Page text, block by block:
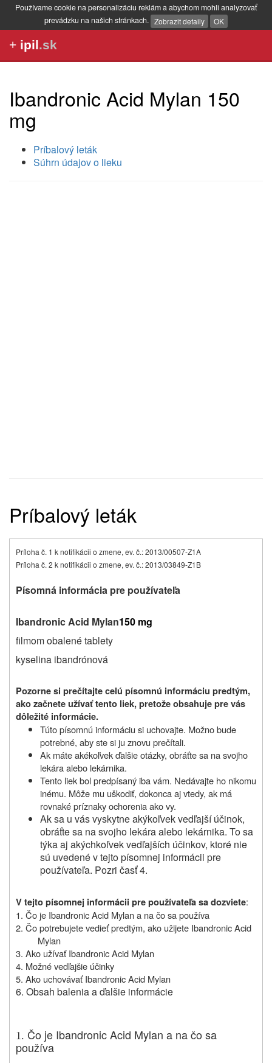
Používame cookie na personalizáciu reklám a abychom mohli analyzovať
prevádzku na našich stránkach. Zobrazit detaily OK
+ ipil.sk
Ibandronic Acid Mylan 150
mg
Príbalový leták
Súhrn údajov o lieku
Príbalový leták
Príloha č. 1 k notifikácii o zmene, ev. č.: 2013/00507-Z1A
Príloha č. 2 k notifikácii o zmene, ev. č.: 2013/03849-Z1B
Písomná informácia pre používateľa
Ibandronic Acid Mylan150 mg
filmom obalené tablety
kyselina ibandrónová
Pozorne si prečítajte celú písomnú informáciu predtým,
ako začnete užívať tento liek, pretože obsahuje pre vás
dôležité informácie.
Túto písomnú informáciu si uchovajte. Možno bude
potrebné, aby ste si ju znovu prečítali.
Ak máte akékoľvek ďalšie otázky, obráťte sa na svojho
lekára alebo lekárnika.
Tento liek bol predpísaný iba vám. Nedávajte ho nikomu
inému. Môže mu uškodiť, dokonca aj vtedy, ak má
rovnaké príznaky ochorenia ako vy.
Ak sa u vás vyskytne akýkoľvek vedľajší účinok,
obráťte sa na svojho lekára alebo lekárnika. To sa
týka aj akýchkoľvek vedľajších účinkov, ktoré nie
sú uvedené v tejto písomnej informácii pre
používateľa. Pozri časť 4.
V tejto písomnej informácii pre používateľa sa dozviete:
1. Čo je Ibandronic Acid Mylan a na čo sa používa
2. Čo potrebujete vedieť predtým, ako užijete Ibandronic Acid
Mylan
3. Ako užívať Ibandronic Acid Mylan
4. Možné vedľajšie účinky
5. Ako uchovávať Ibandronic Acid Mylan
6. Obsah balenia a ďalšie informácie
1. Čo je Ibandronic Acid Mylan a na čo sa
používa